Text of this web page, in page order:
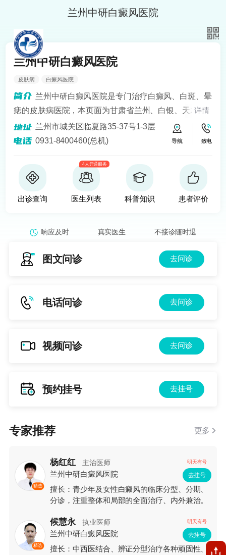
兰州中研白癜风医院
兰州中研白癜风医院
皮肤病 白癜风医院
兰州中研白癜风医院是专门治疗白癜风、白斑、晕
痣的皮肤病医院，本页面为甘肃省兰州、白银、天水、
定西、平凉、宁夏银川、青海西宁等地区患者提供白癜
风知识解答、预约挂号问诊服务。医院开设24小时在线
建立以病人为中心的诚信、理解、和谐的就医环境。
详情
兰州市城关区临夏路35-37号1-3层
0931-8400460(总机)
导航 致电
出诊查询
4人开通服务
医生列表 科普知识 患者评价
响应及时 真实医生 不接诊随时退
图文问诊 去问诊
电话问诊 去问诊
视频问诊 去问诊
预约挂号 去挂号
专家推荐 更多
精选
杨红红 主治医师
兰州中研白癜风医院
明天有号
去挂号
擅长：青少年及女性白癜风的临床分型、分期、
分诊，注重整体和局部的全面治疗、内外兼治。
精选
候慧永 执业医师
兰州中研白癜风医院
明天有号
去挂号
擅长：中西医结合、辨证分型治疗各种顽固性、